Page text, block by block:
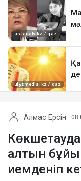
Алмас Ерсін
алтын
иемденіп